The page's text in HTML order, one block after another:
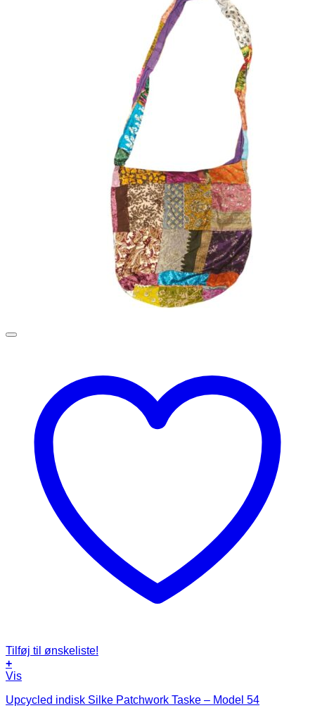
Tilføj til ønskeliste!
+
Vis
Upcycled indisk Silke Patchwork Taske – Model 54